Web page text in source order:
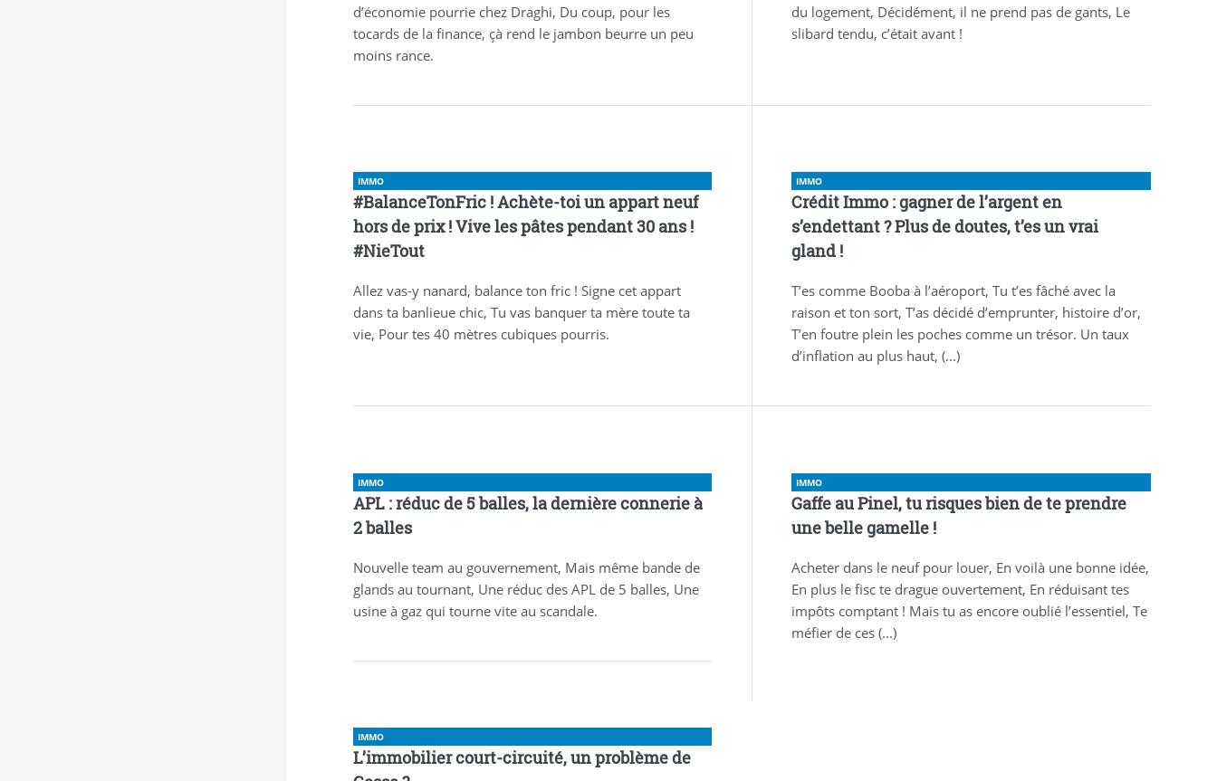
d’économie pourrie chez Draghi, Du coup, pour les
tocards de la finance, çà rend le jambon beurre un peu
moins rance.
du logement, Décidément, il ne prend pas de gants, Le
slibard tendu, c’était avant !
IMMO
#BalanceTonFric ! Achète-toi un appart neuf
hors de prix ! Vive les pâtes pendant 30 ans !
#NieTout
Allez vas-y nanard, balance ton fric ! Signe cet appart
dans ta banlieue chic, Tu vas banquer ta mère toute ta
vie, Pour tes 40 mètres cubiques pourris.
IMMO
Crédit Immo : gagner de l’argent en
s’endettant ? Plus de doutes, t’es un vrai
gland !
T’es comme Booba à l’aéroport, Tu t’es fâché avec la
raison et ton sort, T’as décidé d’emprunter, histoire d’or,
T’en foutre plein les poches comme un trésor. Un taux
d’inflation au plus haut, (...)
IMMO
APL : réduc de 5 balles, la dernière connerie à
2 balles
Nouvelle team au gouvernement, Mais même bande de
glands au tournant, Une réduc des APL de 5 balles, Une
usine à gaz qui tourne vite au scandale.
IMMO
Gaffe au Pinel, tu risques bien de te prendre
une belle gamelle !
Acheter dans le neuf pour louer, En voilà une bonne idée,
En plus le fisc te drague ouvertement, En réduisant tes
impôts comptant ! Mais tu as encore oublié l’essentiel, Te
méfier de ces (...)
IMMO
L’immobilier court-circuité, un problème de